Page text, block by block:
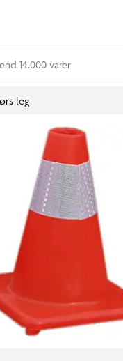
14.000 varer
leg